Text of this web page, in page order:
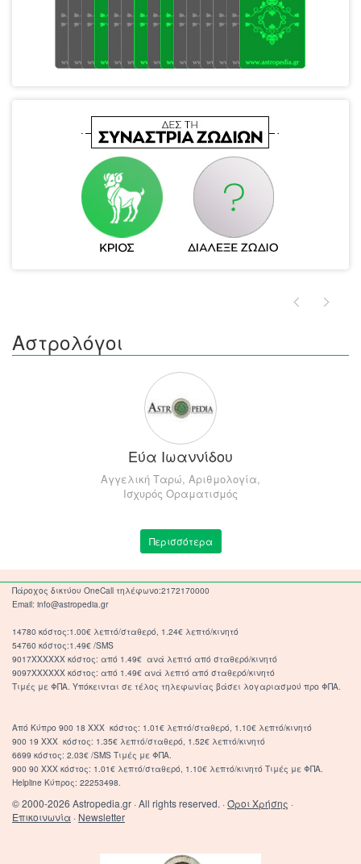
Αστρολόγοι
Εύα Ιωαννίδου
Αγγελική Ταρώ, Αριθμολογία,
Ισχυρός Οραματισμός
Περισσότερα
Πάροχος δικτύου OneCall τηλέφωνο:2172170000
Email: info@astropedia.gr
14780 κόστος:1.00€ λεπτό/σταθερό, 1.24€ λεπτό/κινητό
54760 κόστος:1.49€ /SMS
9017XXXXXX κόστος: από 1.49€ ανά λεπτό από σταθερό/κινητό
9097XXXXXX κόστος: από 1.49€ ανά λεπτό από σταθερό/κινητό
Τιμές με ΦΠΑ. Υπόκεινται σε τέλος τηλεφωνίας βάσει λογαριασμού προ ΦΠΑ.
Από Κύπρο 900 18 ΧΧΧ κόστος: 1.01€ λεπτό/σταθερό, 1.10€ λεπτό/κινητό
900 19 ΧΧΧ κόστος: 1.35€ λεπτό/σταθερό, 1.52€ λεπτό/κινητό
6699 κόστος: 2.03€ /SMS Τιμές με ΦΠΑ.
900 90 XXX κόστος: 1.01€ λεπτό/σταθερό, 1.10€ λεπτό/κινητό Τιμές με ΦΠΑ.
Helpline Κύπρος: 22253498.
© 2000-2026 Astropedia.gr · All rights reserved. ·Όροι Χρήσης ·
Επικοινωνία · Newsletter